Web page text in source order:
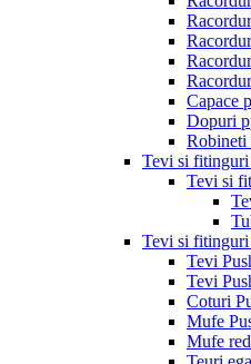
Capace
Dopuri
Robineti
Tevi si fitinguri
Tevi si
Tevi si fitinguri
Tevi
Tevi
Coturi
Mufe
Mufe